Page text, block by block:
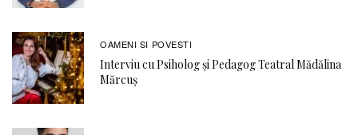
OAMENI SI POVESTI
Interviu cu Psiholog și Pedagog Teatral Mădălina
Mărcuș